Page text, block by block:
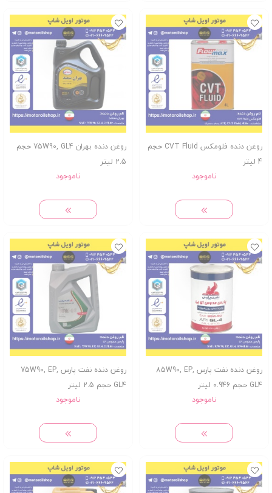
روغن دنده فلومکس CVT Fluid حجم
4 لیتر
ناموجود
روغن دنده بهران 75W90, GL4 حجم
2.5 لیتر
ناموجود
روغن دنده نفت پارس 85W90, EP,
GL4 حجم 0.946 لیتر
ناموجود
روغن دنده نفت پارس 75W90, EP,
GL4 حجم 2.5 لیتر
ناموجود